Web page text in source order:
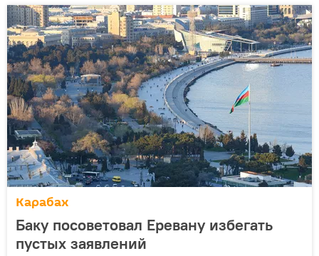
Карабах
Баку посоветовал Еревану избегать
пустых заявлений